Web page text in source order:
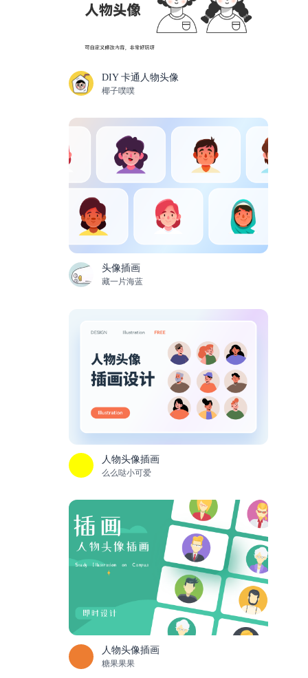
DIY 卡通人物头像
椰子噗噗
头像插画
藏一片海蓝
人物头像插画
么么哒小可爱
人物头像插画
糖果果果